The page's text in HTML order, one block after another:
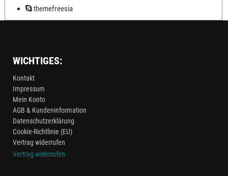
themefreesia
WICHTIGES:
Kontakt
Impressum
Mein Konto
AGB & Kundeninformation
Datenschutzerklärung
Cookie-Richtlinie (EU)
Vertrag widerrufen
Vertrag widerrufen